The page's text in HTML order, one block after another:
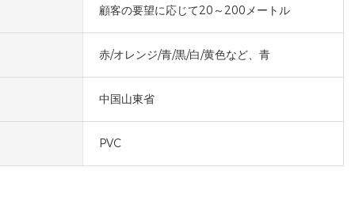
顧客の要望に応じて20～200メートル
赤/オレンジ/青/黒/白/黄色など、青
中国山東省
PVC